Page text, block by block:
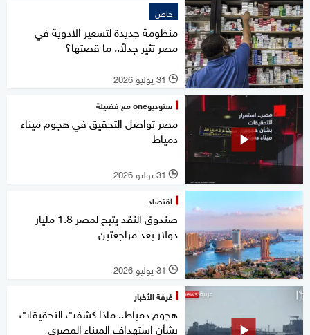
خاص
منظومة جديدة لتسعير الأدوية في
مصر تثير جدلاً.. ما قصتها؟
l 31 يوليو 2026
ستوديوone مع فضيلة
مصر تواصل التحقيق في هجوم ميناء
دمياط
l 31 يوليو 2026
اقتصاد
صندوق النقد يتيح لمصر 1.8 مليار
دولار بعد مراجعتين
l 31 يوليو 2026
غرفة الأخبار
هجوم دمياط.. ماذا كشفت التحقيقات
بشأن استهداف الميناء المصري